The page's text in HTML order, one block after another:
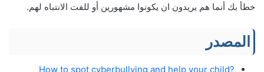
خطأ بك أنما هم يريدون ان يكونوا مشهورين أو للفت الانتباه لهم.
المصدر
?How to spot cyberbullying and help your child